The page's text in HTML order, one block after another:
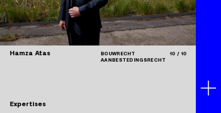
Hamza Atas
BOUWRECHT
AANBESTEDINGSRECHT
10 / 10
Expertises